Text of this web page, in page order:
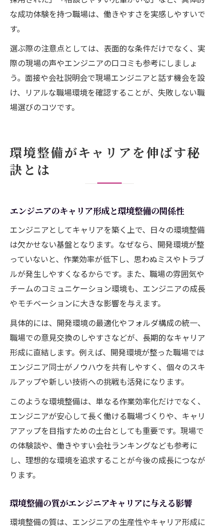
な成功体験を持つ職場は、働きやすさを実感しやすいで
す。
選ぶ際の注意点としては、表面的な条件だけでなく、実
際の現場の声やエンジニアの口コミも参考にしましょ
う。面接や会社説明会で現場エンジニアと話す機会を設
け、リアルな職場環境を確認することが、失敗しない職
場選びのコツです。
環境整備がキャリアを伸ばす秘
訣とは
エンジニアのキャリア形成と環境整備の関係性
エンジニアとしてキャリアを築く上で、日々の環境整備
は欠かせない基盤となります。なぜなら、開発環境が整
っていないと、作業効率が低下し、思わぬミスやトラブ
ルが発生しやすくなるからです。また、職場の雰囲気や
チームのコミュニケーション環境も、エンジニアの成長
やモチベーションに大きな影響を与えます。
具体的には、開発環境の最適化やフォルダ構成の統一、
職場での意見交換のしやすさなどが、長期的なキャリア
形成に直結します。例えば、開発環境が整った職場では
エンジニア同士がノウハウを共有しやすく、個々のスキ
ルアップや新しい技術への挑戦も活発になります。
このような環境整備は、単なる作業効率化だけでなく、
エンジニアが安心して長く働ける職場づくりや、キャリ
アアップを目指すための土台としても重要です。現場で
の体験談や、働きやすい会社ランキングなども参考に
し、理想的な環境を追求することが今後の成長につなが
ります。
環境整備の質がエンジニアキャリアに与える影響
環境整備の質は、エンジニアの生産性やキャリア形成に